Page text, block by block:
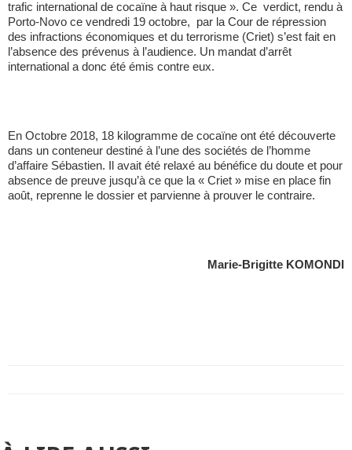
trafic international de cocaïne à haut risque ». Ce verdict, rendu à
Porto-Novo ce vendredi 19 octobre, par la Cour de répression
des infractions économiques et du terrorisme (Criet) s’est fait en
l’absence des prévenus à l’audience. Un mandat d’arrêt
international a donc été émis contre eux.
En Octobre 2018, 18 kilogramme de cocaïne ont été découverte
dans un conteneur destiné à l’une des sociétés de l’homme
d’affaire Sébastien. Il avait été relaxé au bénéfice du doute et pour
absence de preuve jusqu’à ce que la « Criet » mise en place fin
août, reprenne le dossier et parvienne à prouver le contraire.
Marie-Brigitte KOMONDI